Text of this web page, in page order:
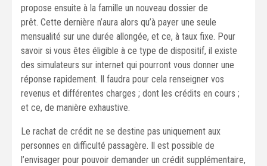
propose ensuite à la famille un nouveau dossier de
prêt. Cette dernière n’aura alors qu’à payer une seule
mensualité sur une durée allongée, et ce, à taux fixe. Pour
savoir si vous êtes éligible à ce type de dispositif, il existe
des simulateurs sur internet qui pourront vous donner une
réponse rapidement. Il faudra pour cela renseigner vos
revenus et différentes charges ; dont les crédits en cours ;
et ce, de manière exhaustive.
Le rachat de crédit ne se destine pas uniquement aux
personnes en difficulté passagère. Il est possible de
l’envisager pour pouvoir demander un crédit supplémentaire,